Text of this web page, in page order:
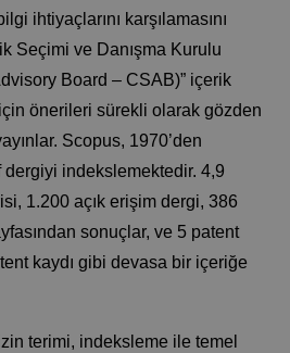
ihtiyaçlarını karşılamasını
Seçimi ve Danışma Kurulu
Board – CSAB)” içerik
önerileri sürekli olarak gözden
Scopus, 1970’den
indekslemektedir. 4,9
1.200 açık erişim dergi, 386
sonuçlar, ve 5 patent
kaydı gibi devasa bir içeriğe
terimi, indeksleme ile temel